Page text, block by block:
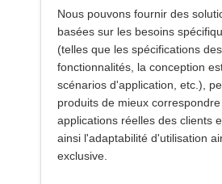
Nous pouvons fournir des
basées sur les besoins
(telles que les spécifications
fonctionnalités, la conception
scénarios d'application, etc.),
produits de mieux
applications réelles des clients
ainsi l'adaptabilité d'utilisation
exclusive.